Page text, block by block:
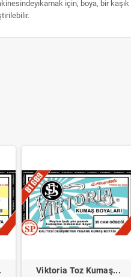
için, boya, bir
Viktoria Toz Kumaş...